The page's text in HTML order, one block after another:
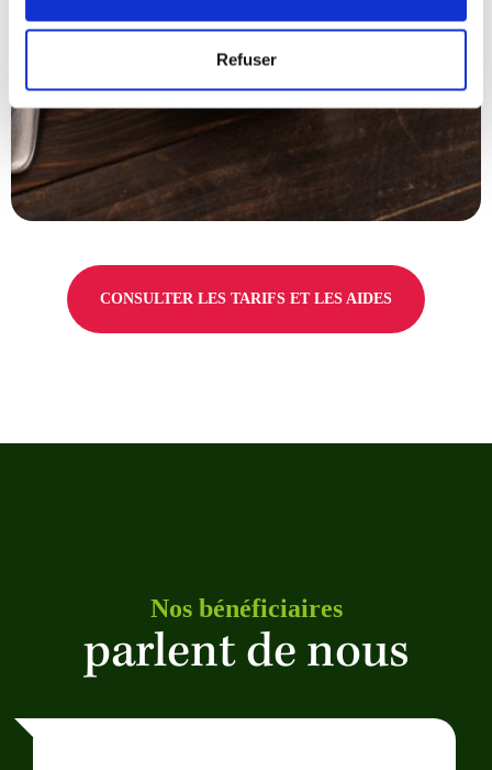
Refuser
CONSULTER LES TARIFS ET LES AIDES
Nos bénéficiaires
parlent de nous